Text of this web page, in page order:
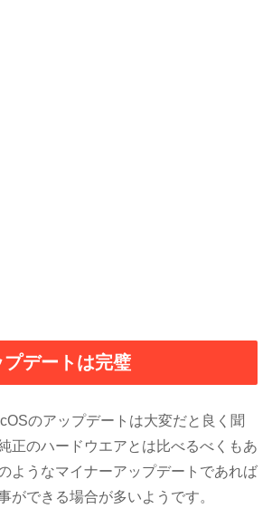
デートは完璧
のアップデートは大変だと良く聞
正のハードウエアとは比べるべくもあ
ようなマイナーアップデートであれば
ができる場合が多いようです。